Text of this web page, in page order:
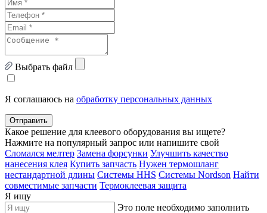
Выбрать файл
Я соглашаюсь на обработку персональных данных
Отправить
Какое решение для клеевого оборудования вы ищете?
Нажмите на популярный запрос или напишите свой
Сломался мелтер Замена форсунки Улучшить качество
нанесения клея Купить запчасть Нужен термошланг
нестандартной длины Системы HHS Системы Nordson Найти
совместимые запчасти Термоклеевая защита
Я ищу
Это поле необходимо заполнить